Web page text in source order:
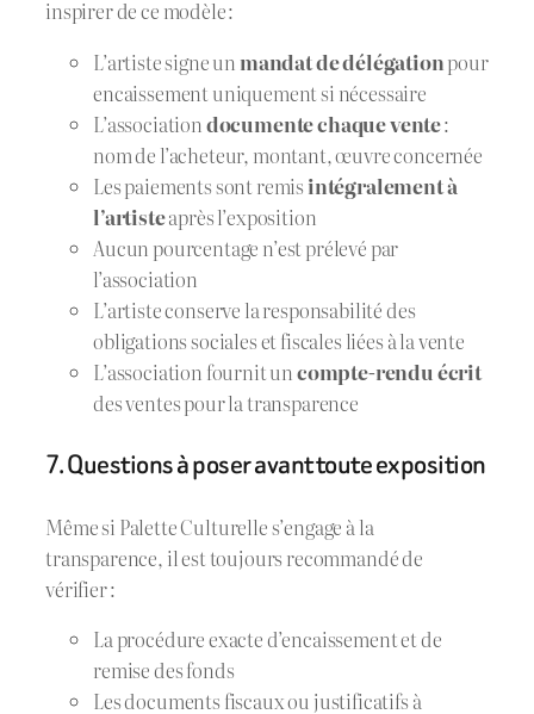
inspirer de ce modèle :
L’artiste signe un mandat de délégationpour
encaissement uniquement si nécessaire
L’association documente chaque vente:
nom de l’acheteur, montant, œuvre concernée
Les paiements sont remisintégralement à
l’artisteaprès l’exposition
Aucun pourcentage n’est prélevé par
l’association
L’artiste conserve la responsabilité des
obligations sociales et fiscales liées à la vente
L’association fournit un compte-rendu écrit
des ventes pour la transparence
7. Questions à poser avant toute exposition
Même si Palette Culturelle s’engage à la
transparence, il est toujours recommandé de
vérifier :
La procédure exacte d’encaissement et de
remise des fonds
Les documents fiscaux ou justificatifs à